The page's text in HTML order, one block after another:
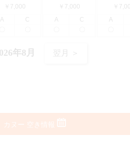
￥7,000
A
C
￥7,000
A
C
￥
A
年8月 翌月 ＞
カヌー 空き情報